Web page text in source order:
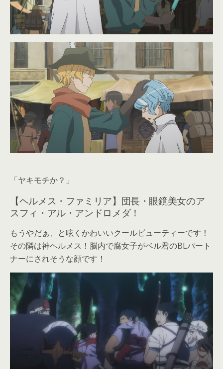
「ヤキモチか？」
【ヘルメス・ファミリア】団長・眼鏡美女のア
スフィ・アル・アンドロメダ！
もうやだぁ、と呟くかわいいクールビューティーです！
その隣は神ヘルメス！脳内で腐女子がベル君のBLパート
ナーにされそうな顔です！